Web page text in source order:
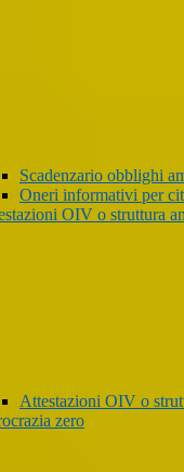
Scadenzario obblighi
Oneri informativi per
OIV o struttura
Attestazioni OIV o
zero